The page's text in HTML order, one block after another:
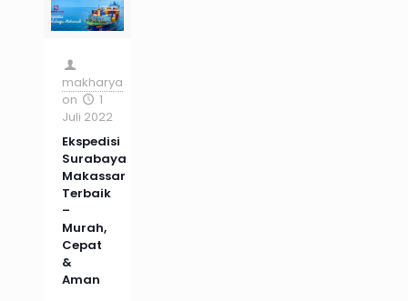
makharya
on
1
Juli 2022
Ekspedisi
Surabaya
Makassar
Terbaik
–
Murah,
Cepat
&
Aman